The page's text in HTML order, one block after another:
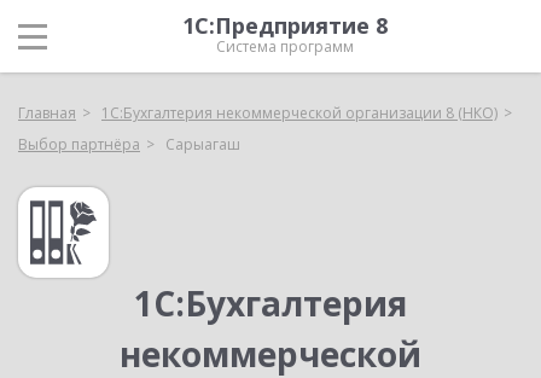
1С:Предприятие 8
Система программ
Главная
1С:Бухгалтерия некоммерческой организации 8 (НКО)
Выбор партнёра
Сарыагаш
1С:Бухгалтерия
некоммерческой